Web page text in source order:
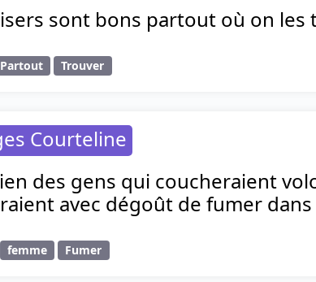
sont bons partout où on les
Partout Trouver
Courteline
des gens qui coucheraient
avec dégoût de fumer dans
femme Fumer